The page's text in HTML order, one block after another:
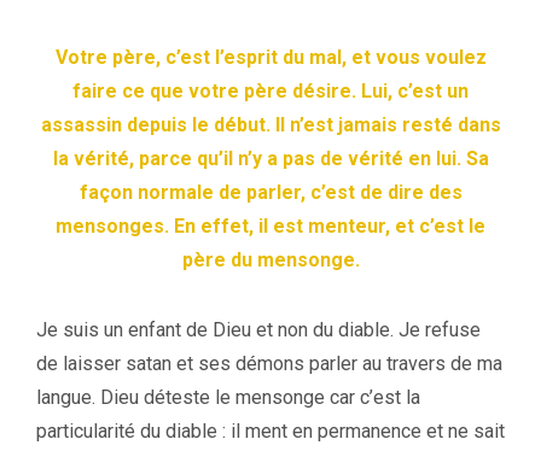
Votre père, c’est l’esprit du mal, et vous voulez
faire ce que votre père désire. Lui, c’est un
assassin depuis le début. Il n’est jamais resté dans
la vérité, parce qu’il n’y a pas de vérité en lui. Sa
façon normale de parler, c’est de dire des
mensonges. En effet, il est menteur, et c’est le
père du mensonge.
Je suis un enfant de Dieu et non du diable. Je refuse
de laisser satan et ses démons parler au travers de ma
langue. Dieu déteste le mensonge car c’est la
particularité du diable : il ment en permanence et ne sait